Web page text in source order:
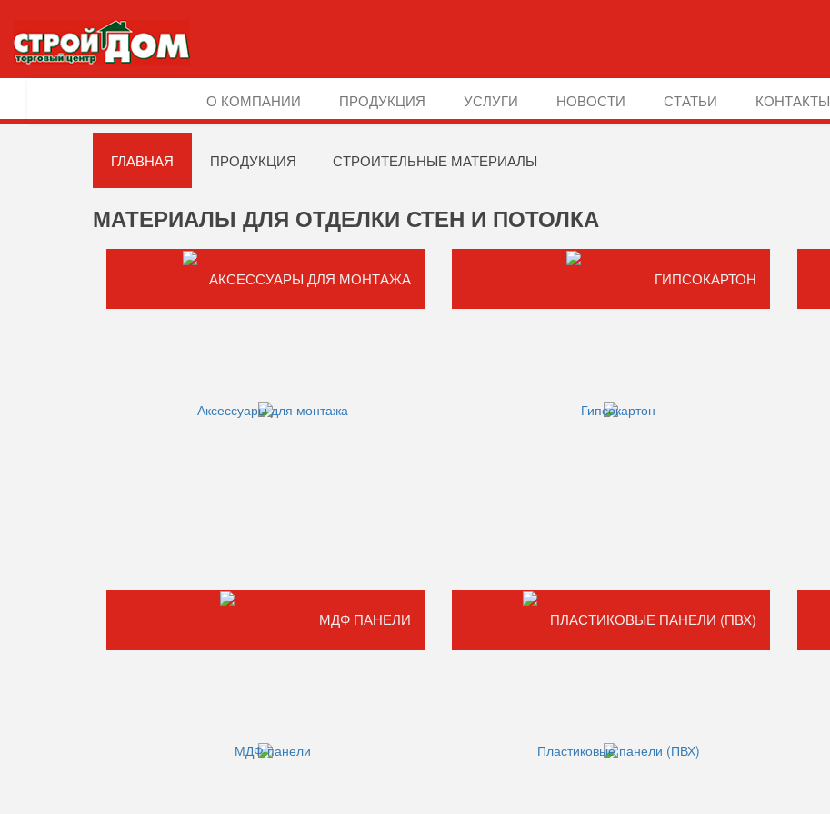
О КОМПАНИИ ПРОДУКЦИЯ УСЛУГИ НОВОСТИ СТАТЬИ КОНТАКТЫ
ГЛАВНАЯ ПРОДУКЦИЯ СТРОИТЕЛЬНЫЕ МАТЕРИАЛЫ
МАТЕРИАЛЫ ДЛЯ ОТДЕЛКИ СТЕН И ПОТОЛКА
АКСЕССУАРЫ ДЛЯ МОНТАЖА ГИПСОКАРТОН
МДФ ПАНЕЛИ ПЛАСТИКОВЫЕ ПАНЕЛИ (ПВХ)